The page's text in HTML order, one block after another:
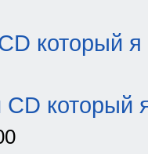
который я
который